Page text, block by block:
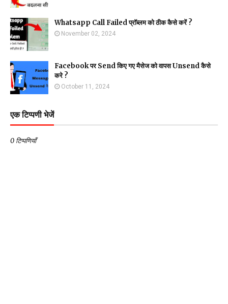
Whatsapp Call Failed प्रॉब्लम को ठीक कैसे करें ?
November 02, 2024
Facebook पर Send किए गए मैसेज को वापस Unsend कैसे
करे ?
October 11, 2024
एक टिप्पणी भेजें
0 टिप्पणियाँ